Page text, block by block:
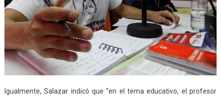
Igualmente, Salazar indicó que “en el tema educativo, el profesor